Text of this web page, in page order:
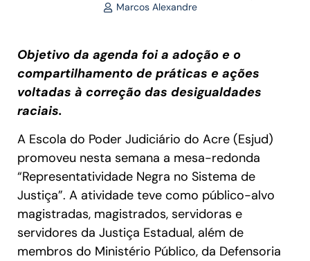
Marcos Alexandre
Objetivo da agenda foi a adoção e o
compartilhamento de práticas e ações
voltadas à correção das desigualdades
raciais.
A Escola do Poder Judiciário do Acre (Esjud)
promoveu nesta semana a mesa-redonda
“Representatividade Negra no Sistema de
Justiça”. A atividade teve como público-alvo
magistradas, magistrados, servidoras e
servidores da Justiça Estadual, além de
membros do Ministério Público, da Defensoria